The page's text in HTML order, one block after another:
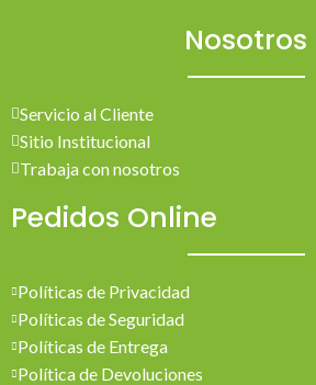
Nosotros
Servicio al Cliente
Sitio Institucional
Trabaja con nosotros
Pedidos Online
Políticas de Privacidad
Políticas de Seguridad
Políticas de Entrega
Política de Devoluciones